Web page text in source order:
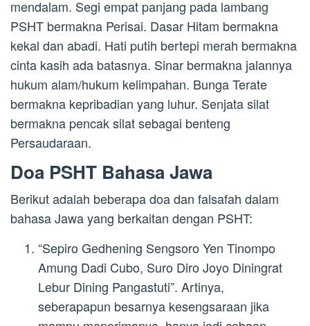
mendalam. Segi empat panjang pada lambang
PSHT bermakna Perisai. Dasar Hitam bermakna
kekal dan abadi. Hati putih bertepi merah bermakna
cinta kasih ada batasnya. Sinar bermakna jalannya
hukum alam/hukum kelimpahan. Bunga Terate
bermakna kepribadian yang luhur. Senjata silat
bermakna pencak silat sebagai benteng
Persaudaraan.
Doa PSHT Bahasa Jawa
Berikut adalah beberapa doa dan falsafah dalam
bahasa Jawa yang berkaitan dengan PSHT:
“Sepiro Gedhening Sengsoro Yen Tinompo
Amung Dadi Cubo, Suro Diro Joyo Diningrat
Lebur Dining Pangastuti”. Artinya,
seberapapun besarnya kesengsaraan jika